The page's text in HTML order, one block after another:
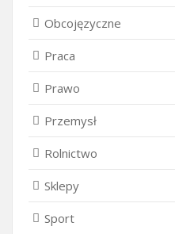
Obcojęzyczne
Praca
Prawo
Przemysł
Rolnictwo
Sklepy
Sport